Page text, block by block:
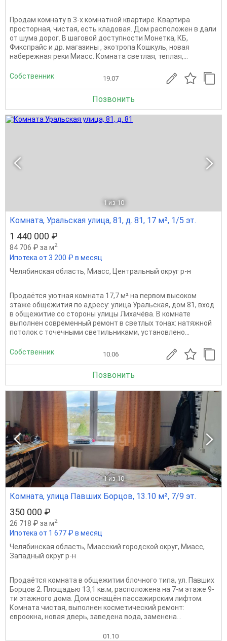
Продам комнату в 3-х комнатной квартире. Квартира
просторная, чистая, есть кладовая. Дом расположен в дали
от шума дорог. В шаговой доступности Монетка, КБ,
Фикспрайс и др. магазины , экотропа Кошкуль, новая
набережная реки Миасс. Комната светлая, теплая,...
Собственник 19.07
Позвонить
1 из 10
Комната, Уральская улица, 81, д. 81, 17 м², 1/5 эт.
1 440 000 ₽
84 706 ₽ за м2
Ипотека от 3 200 ₽ в месяц
Челябинская область, Миасс, Центральный округ р-н
Продаётся уютная комната 17,7 м² на первом высоком
этаже общежития по адресу: улица Уральская, дом 81, вход
в общежитие со стороны улицы Лихачёва. В комнате
выполнен современный ремонт в светлых тонах: натяжной
потолок с точечными светильниками, установлено...
Собственник 10.06
Позвонить
1 из 10
Комната, улица Павших Борцов, 13.10 м², 7/9 эт.
350 000 ₽
26 718 ₽ за м2
Ипотека от 1 677 ₽ в месяц
Челябинская область, Миасский городской округ, Миасс,
Западный округ р-н
Продаётся комната в общежитии блочного типа, ул. Павших
Борцов 2. Площадью 13,1 кв.м, расположена на 7-м этаже 9-
ти этажного дома. Дом оснащён пассажирским лифтом.
Комната чистая, выполнен косметический ремонт:
евроокна, новая дверь, заведена вода, заменена...
01.10